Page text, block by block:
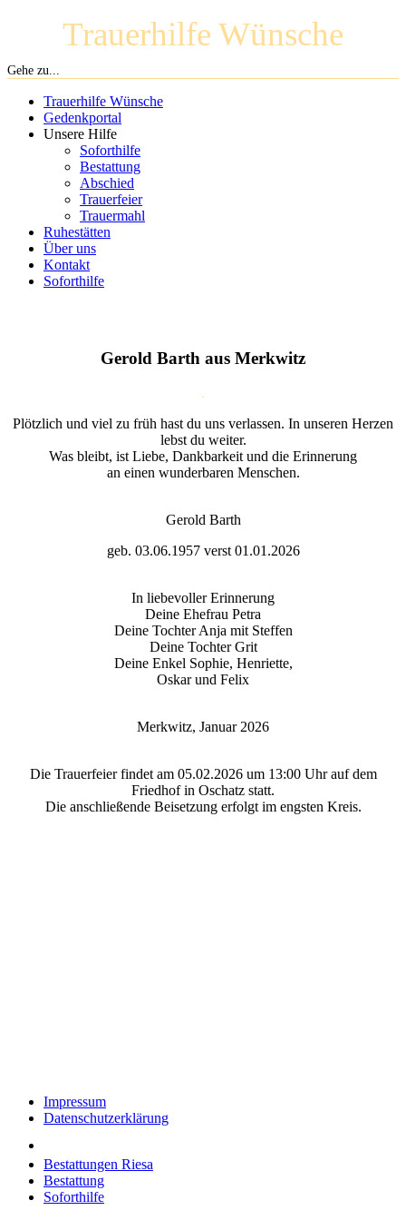
Gehe zu...
Trauerhilfe Wünsche
Gedenkportal
Unsere Hilfe
Soforthilfe
Bestattung
Abschied
Trauerfeier
Trauermahl
Ruhestätten
Über uns
Kontakt
Soforthilfe
Trauerhilfe Wünsche
Gerold Barth aus Merkwitz
Plötzlich und viel zu früh hast du uns verlassen. In unseren Herzen
lebst du weiter.
Was bleibt, ist Liebe, Dankbarkeit und die Erinnerung
an einen wunderbaren Menschen.
Gerold Barth
geb. 03.06.1957 verst 01.01.2026
In liebevoller Erinnerung
Deine Ehefrau Petra
Deine Tochter Anja mit Steffen
Deine Tochter Grit
Deine Enkel Sophie, Henriette,
Oskar und Felix
Merkwitz, Januar 2026
Die Trauerfeier findet am 05.02.2026 um 13:00 Uhr auf dem
Friedhof in Oschatz statt.
Die anschließende Beisetzung erfolgt im engsten Kreis.
Impressum
Datenschutzerklärung
Bestattungen Riesa
Bestattung
Soforthilfe